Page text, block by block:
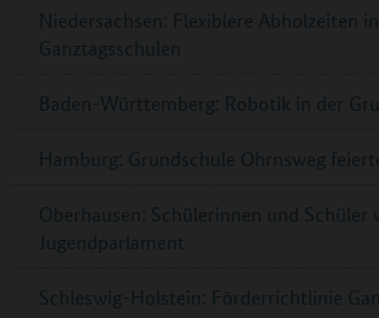
Niedersachsen: Flexiblere Abholzeiten in
Ganztagsschulen
Baden-Württemberg: Robotik in der
Hamburg: Grundschule Ohrnsweg
Oberhausen: Schülerinnen und Schüler
Jugendparlament
Schleswig-Holstein: Förderrichtlinie